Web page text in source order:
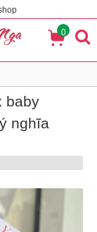
0
baby
nghĩa